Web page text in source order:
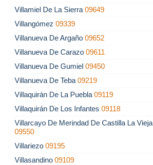
Villamiel De La Sierra 09649
Villangómez 09339
Villanueva De Argaño 09652
Villanueva De Carazo 09611
Villanueva De Gumiel 09450
Villanueva De Teba 09219
Villaquirán De La Puebla 09119
Villaquirán De Los Infantes 09118
Villarcayo De Merindad De Castilla La Vieja
09550
Villariezo 09195
Villasandino 09109